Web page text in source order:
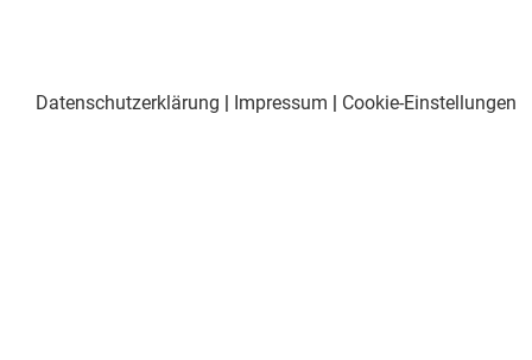
Datenschutzerklärung | Impressum | Cookie-Einstellungen